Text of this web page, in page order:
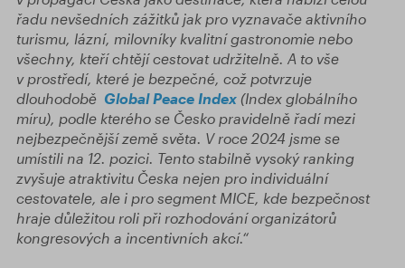
řadu nevšedních zážitků jak pro vyznavače aktivního
turismu, lázní, milovníky kvalitní gastronomie nebo
všechny, kteří chtějí cestovat udržitelně. A to vše
v prostředí, které je bezpečné, což potvrzuje
dlouhodobě Global Peace Index (Index globálního
míru), podle kterého se Česko pravidelně řadí mezi
nejbezpečnější země světa. V roce 2024 jsme se
umístili na 12. pozici. Tento stabilně vysoký ranking
zvyšuje atraktivitu Česka nejen pro individuální
cestovatele, ale i pro segment MICE, kde bezpečnost
hraje důležitou roli při rozhodování organizátorů
kongresových a incentivních akcí.“